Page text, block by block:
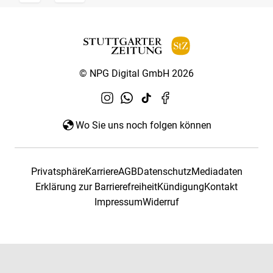
© NPG Digital GmbH 2026
Wo Sie uns noch folgen können
PrivatsphäreKarriereAGBDatenschutzMediadaten
Erklärung zur BarrierefreiheitKündigungKontakt
ImpressumWiderruf